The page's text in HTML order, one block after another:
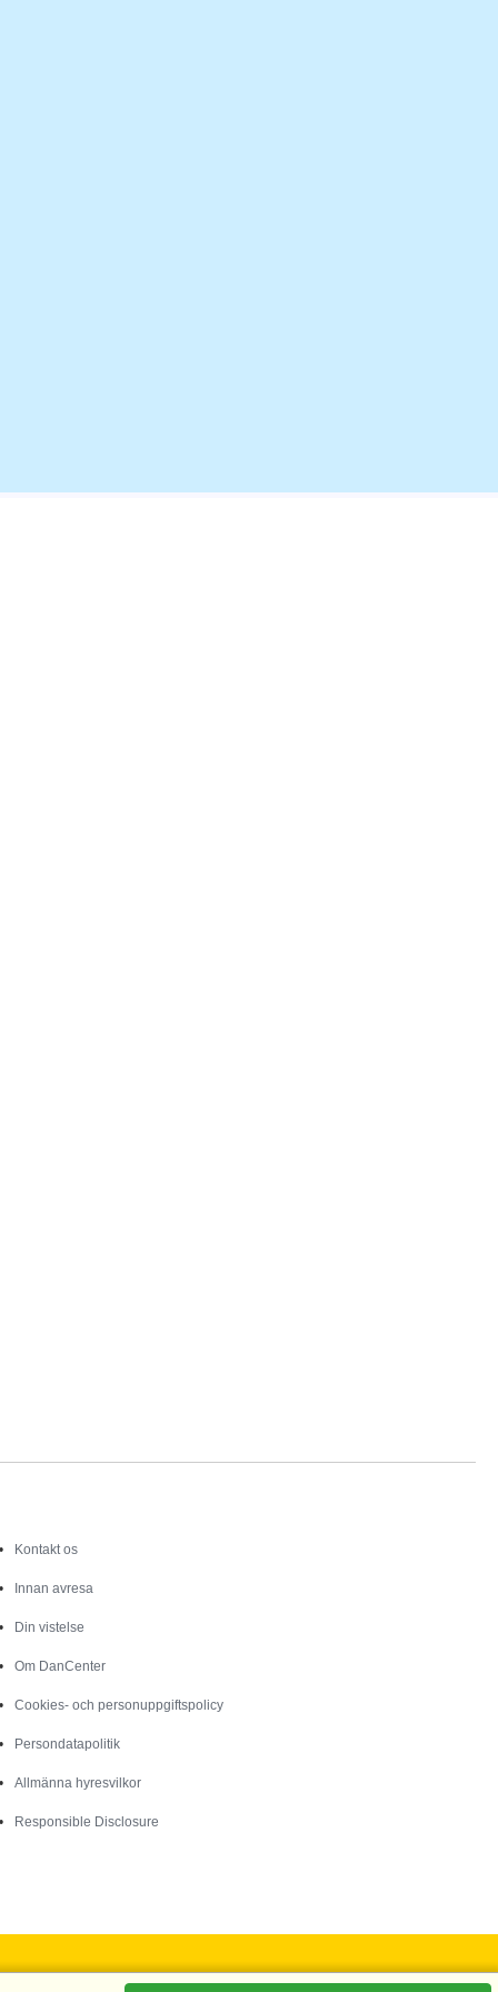
Kontakt os
Innan avresa
Din vistelse
Om DanCenter
Cookies- och personuppgiftspolicy
Persondatapolitik
Allmänna hyresvilkor
Responsible Disclosure